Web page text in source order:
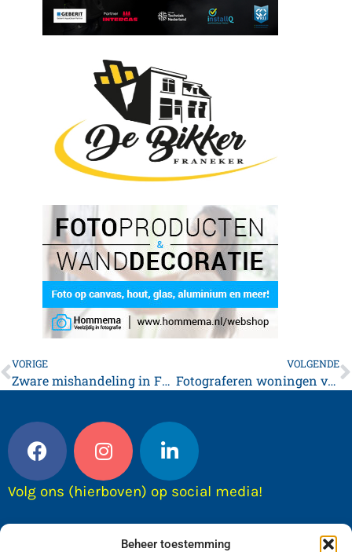
Beheer toestemming
VORIGE
Zware mishandeling in Franeker
VOLGENDE
Fotograferen woningen voor WOZ-administratie
Volg ons (hierboven) op social media!